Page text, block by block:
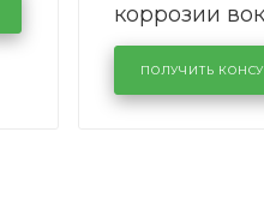
коррозии
лобового
районе
Volkswagen
ПОЛУЧИТЬ